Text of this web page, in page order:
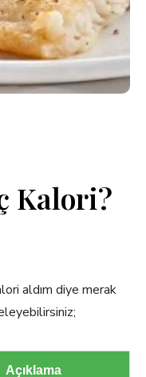
Kalori?
aldım diye merak
Açıklama